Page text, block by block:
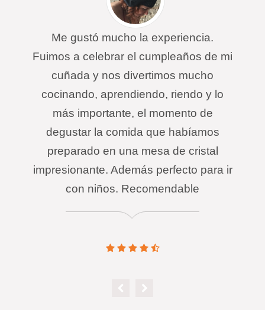
Me gustó mucho la experiencia.
Fuimos a celebrar el cumpleaños de mi
cuñada y nos divertimos mucho
cocinando, aprendiendo, riendo y lo
más importante, el momento de
degustar la comida que habíamos
preparado en una mesa de cristal
impresionante. Además perfecto para ir
con niños. Recomendable